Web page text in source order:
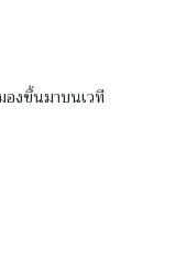
งขึ้นมาบนเวที